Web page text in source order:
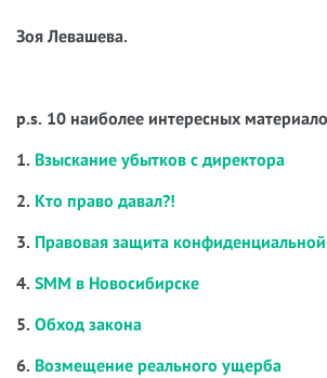
Зоя Левашева.
p.s. 10 наиболее интересных
1. Взыскание убытков с директора
2. Кто право давал?!
3. Правовая защита
4. SMM в Новосибирске
5. Обход закона
6. Возмещение реального ущерба